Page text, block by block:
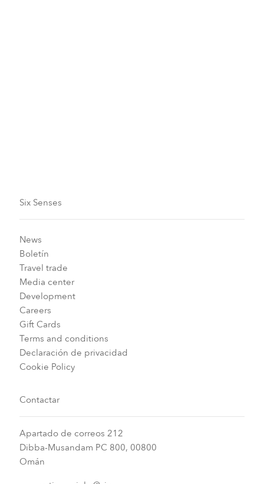
Six Senses
News
Boletín
Travel trade
Media center
Development
Careers
Gift Cards
Terms and conditions
Declaración de privacidad
Cookie Policy
Contactar
Apartado de correos 212
Dibba-Musandam PC 800, 00800
Omán